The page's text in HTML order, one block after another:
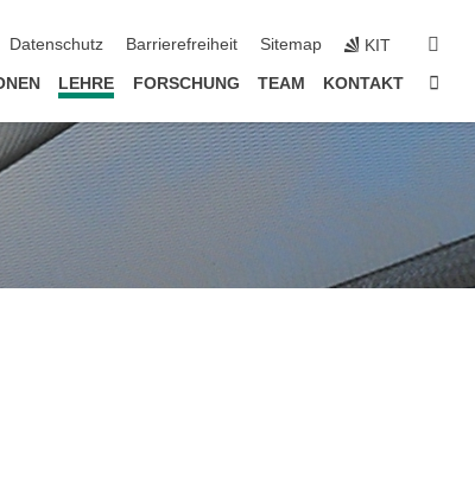
Datenschutz Barrierefreiheit Sitemap KIT
LEHRE FORSCHUNG TEAM KONTAKT